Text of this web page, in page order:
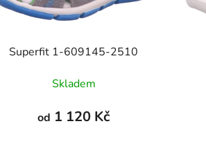
Superfit 1-609145-2510
Skladem
od 1 120 Kč